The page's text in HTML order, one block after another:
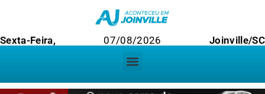
Sexta-Feira, 07/08/2026 Joinville/SC